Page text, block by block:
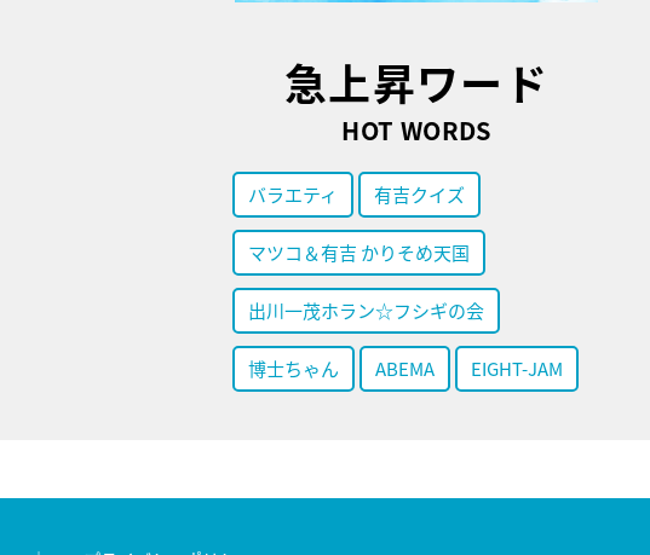
急上昇ワード
HOT WORDS
バラエティ 有吉クイズ
マツコ＆有吉 かりそめ天国
出川一茂ホラン☆フシギの会
博士ちゃん ABEMA EIGHT-JAM